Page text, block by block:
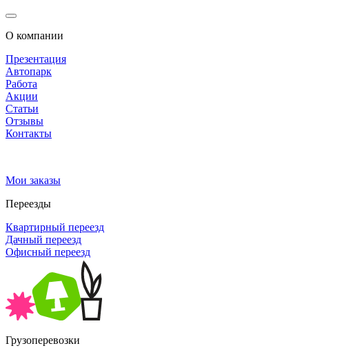
О компании
Презентация
Автопарк
Работа
Акции
Статьи
Отзывы
Контакты
Мои заказы
Переезды
Квартирный переезд
Дачный переезд
Офисный переезд
Грузоперевозки